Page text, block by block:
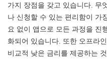
가지 장점을 갖고 있습니다. 무
나 신청할 수 있는 편리함이 가
요 없이 앱으로 모든 과정을 진
화되어 있습니다. 또한 오프라
비교적 낮은 금리를 제공하는